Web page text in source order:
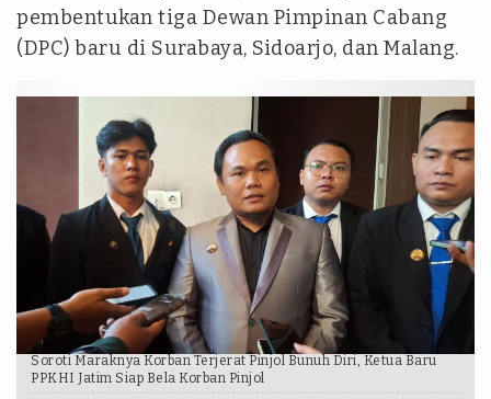
pembentukan tiga Dewan Pimpinan Cabang
(DPC) baru di Surabaya, Sidoarjo, dan Malang.
Soroti Maraknya Korban Terjerat Pinjol Bunuh Diri, Ketua Baru
PPKHI Jatim Siap Bela Korban Pinjol